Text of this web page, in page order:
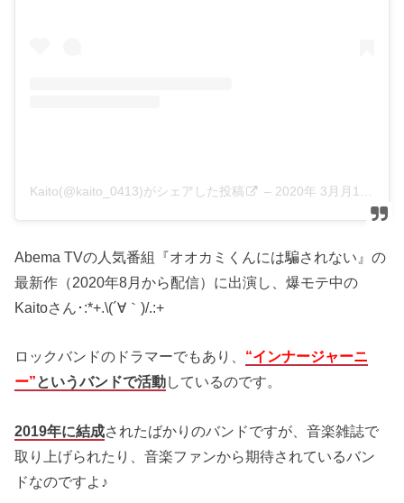
Kaito(@kaito_0413)がシェアした投稿 – 2020年 3月月12日午前4時32分PDT
Abema TVの人気番組『オオカミくんには騙されない』の
最新作（2020年8月から配信）に出演し、爆モテ中の
Kaitoさん･:*+.\(´∀｀)/.:+
ロックバンドのドラマーでもあり、 “インナージャーニ
ー”というバンドで活動しているのです。
2019年に結成されたばかりのバンドですが、音楽雑誌で
取り上げられたり、音楽ファンから期待されているバン
ドなのですよ♪